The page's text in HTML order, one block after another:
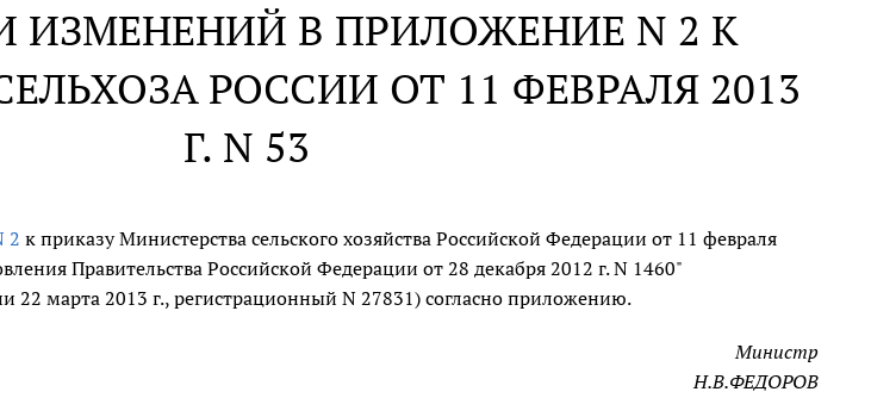
ИЗМЕНЕНИЙ В ПРИЛОЖЕНИЕ N 2 К
РОССИИ ОТ 11 ФЕВРАЛЯ 2013
Г. N 53
2 к приказу Министерства сельского хозяйства Российской Федерации от 11 февраля
Правительства Российской Федерации от 28 декабря 2012 г. N 1460"
22 марта 2013 г., регистрационный N 27831) согласно приложению.
Министр
Н.В.ФЕДОРОВ